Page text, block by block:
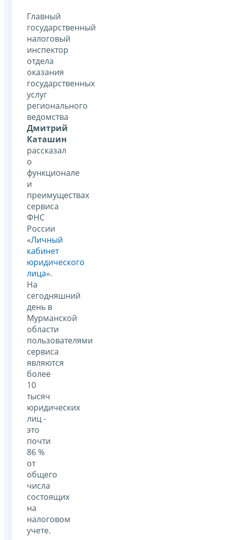
Главный
государственный
налоговый
инспектор
отдела
оказания
государственных
услуг
регионального
ведомства
Дмитрий
Каташин
рассказал
о
функционале
и
преимуществах
сервиса
ФНС
России
«Личный
кабинет
юридического
лица».
На
сегодняшний
день в
Мурманской
области
пользователями
сервиса
являются
более
10
тысяч
юридических
лиц -
это
почти
86 %
от
общего
числа
состоящих
на
налоговом
учете.